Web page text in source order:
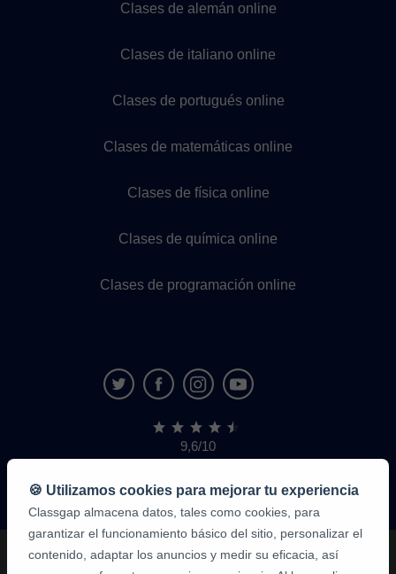
Clases de alemán online
Clases de italiano online
Clases de portugués online
Clases de matemáticas online
Clases de física online
Clases de química online
Clases de programación online
9,6/10
1,339,284
de
alumnos
🍪 Utilizamos cookies para mejorar tu experiencia
Classgap almacena datos, tales como cookies, para
garantizar el funcionamiento básico del sitio, personalizar el
contenido, adaptar los anuncios y medir su eficacia, así